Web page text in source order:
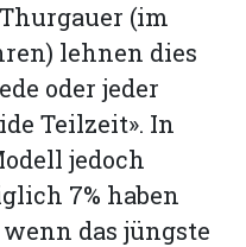
(im
lehnen dies
oder jeder
Teilzeit». In
jedoch
7% haben
das jüngste